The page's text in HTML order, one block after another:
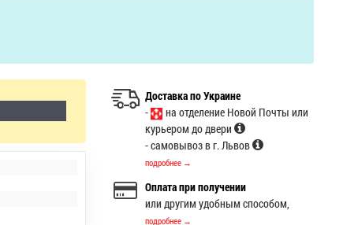
Доставка по Украине
-
на отделение Новой Почты или
курьером до двери
- самовывоз в г. Львов
подробнее →
Оплата при получении
или другим удобным способом,
подробнее →